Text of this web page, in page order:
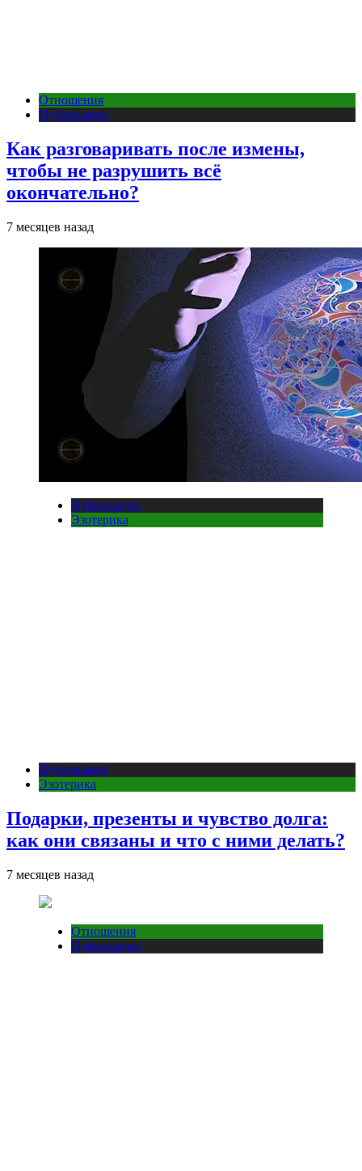
Отношения
Публикации
Как разговаривать после измены,
чтобы не разрушить всё
окончательно?
7 месяцев назад
Публикации
Эзотерика
Публикации
Эзотерика
Подарки, презенты и чувство долга:
как они связаны и что с ними делать?
7 месяцев назад
Отношения
Публикации